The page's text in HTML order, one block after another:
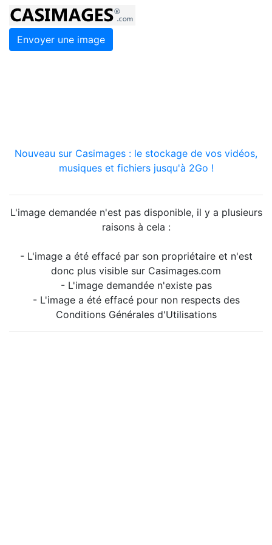
Envoyer une image
Nouveau sur Casimages : le stockage de vos vidéos,
musiques et fichiers jusqu'à 2Go !
L'image demandée n'est pas disponible, il y a plusieurs
raisons à cela :
- L'image a été effacé par son propriétaire et n'est
donc plus visible sur Casimages.com
- L'image demandée n'existe pas
- L'image a été effacé pour non respects des
Conditions Générales d'Utilisations